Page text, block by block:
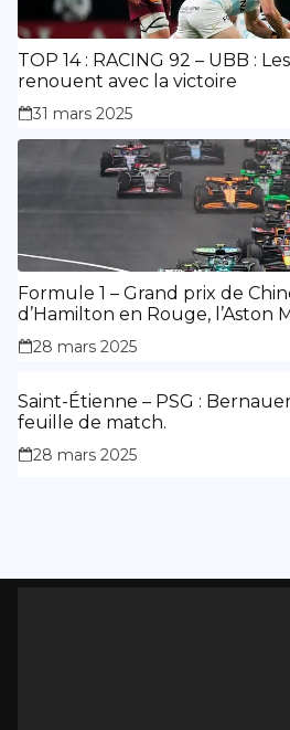
TOP 14 : RACING 92 – UBB :
renouent avec la victoire
31 mars 2025
Formule 1 – Grand prix de
d’Hamilton en Rouge, l’Aston
des siennes.
28 mars 2025
Saint-Étienne – PSG :
feuille de match.
28 mars 2025